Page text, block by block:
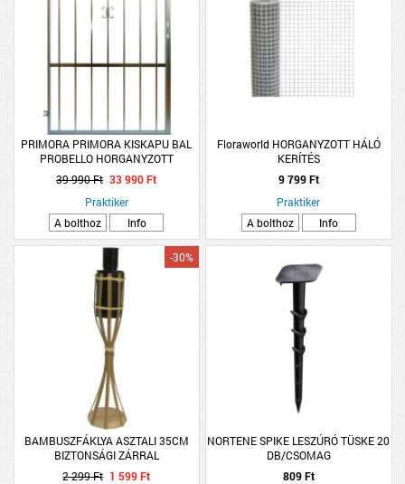
PRIMORA PRIMORA KISKAPU BAL
PROBELLO HORGANYZOTT
1000X1500X30MM
39 990 Ft 33 990 Ft
Praktiker
A bolthoz
Info
Floraworld HORGANYZOTT HÁLÓ
KERÍTÉS
9 799 Ft
Praktiker
A bolthoz
Info
BAMBUSZFÁKLYA ASZTALI 35CM
BIZTONSÁGI ZÁRRAL
-30%
2 299 Ft 1 599 Ft
NORTENE SPIKE LESZÚRÓ TÜSKE 20
DB/CSOMAG
809 Ft